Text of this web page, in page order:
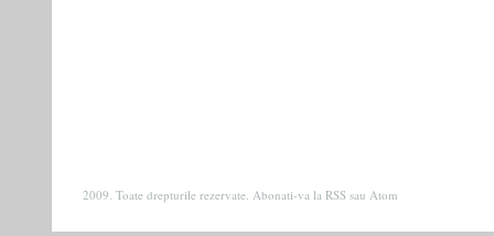
2009. Toate drepturile rezervate. Abonati-va la RSS sau Atom